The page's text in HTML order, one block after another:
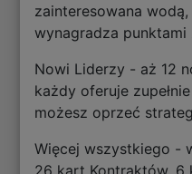
zainteresowana
wynagradza
Nowi Liderzy - aż 12
każdy oferuje
możesz oprzeć
Więcej wszystkiego -